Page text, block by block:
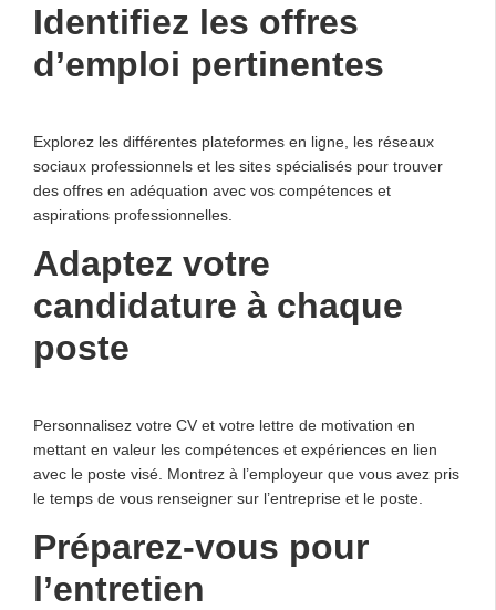
Identifiez les offres
d’emploi pertinentes
Explorez les différentes plateformes en ligne, les réseaux
sociaux professionnels et les sites spécialisés pour trouver
des offres en adéquation avec vos compétences et
aspirations professionnelles.
Adaptez votre
candidature à chaque
poste
Personnalisez votre CV et votre lettre de motivation en
mettant en valeur les compétences et expériences en lien
avec le poste visé. Montrez à l’employeur que vous avez pris
le temps de vous renseigner sur l’entreprise et le poste.
Préparez-vous pour
l’entretien